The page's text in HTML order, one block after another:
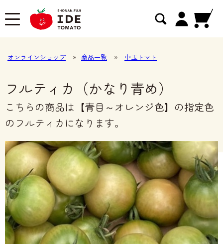
オンラインショップ » 商品一覧 » 中玉トマト
フルティカ（かなり青め）
こちらの商品は【青目～オレンジ色】の指定色
のフルティカになります。